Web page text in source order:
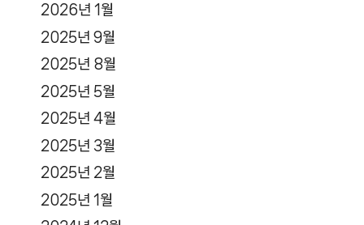
2026년 1월
2025년 9월
2025년 8월
2025년 5월
2025년 4월
2025년 3월
2025년 2월
2025년 1월